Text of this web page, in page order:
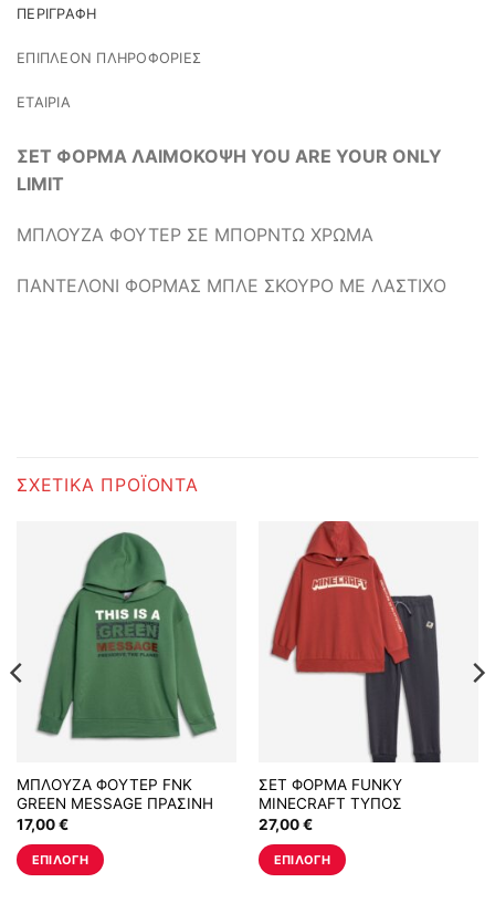
ΠΕΡΙΓΡΑΦΉ
ΕΠΙΠΛΈΟΝ ΠΛΗΡΟΦΟΡΊΕΣ
ΕΤΑΙΡΊΑ
ΣΕΤ ΦΟΡΜΑ ΛΑΙΜΟΚΟΨΗ YOU ARE YOUR ONLY
LIMIT
ΜΠΛΟΥΖΑ ΦΟΥΤΕΡ ΣΕ ΜΠΟΡΝΤΩ ΧΡΩΜΑ
ΠΑΝΤΕΛΟΝΙ ΦΟΡΜΑΣ ΜΠΛΕ ΣΚΟΥΡΟ ΜΕ ΛΑΣΤΙΧΟ
ΣΧΕΤΙΚΆ ΠΡΟΪΌΝΤΑ
ΜΠΛΟΥΖΑ ΦΟΥΤΕΡ FNK
GREEN MESSAGE ΠΡΑΣΙΝΗ
17,00€
ΕΠΙΛΟΓΉ
ΣΕΤ ΦΟΡΜΑ FUNKY
MINECRAFT ΤΥΠΟΣ
27,00€
ΕΠΙΛΟΓΉ